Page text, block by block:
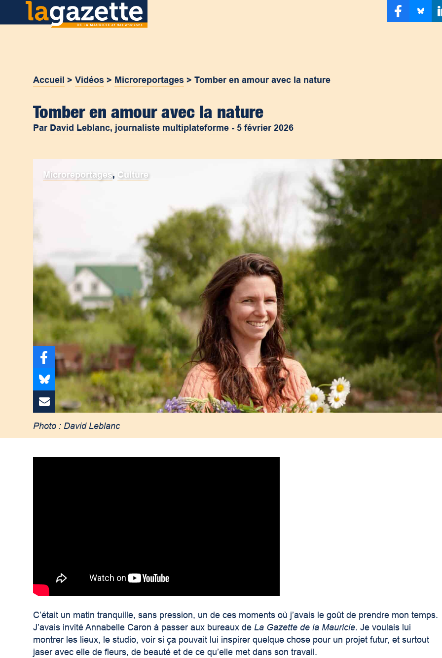
Accueil >Vidéos > Microreportages >Tomber en amour avec la nature
Tomber en amour avec la nature
Par David Leblanc, journaliste multiplateforme - 5 février 2026
Microreportages, Culture
Photo : David Leblanc
C’était un matin tranquille, sans pression, un de ces moments où j’avais le goût de prendre mon temps.
J’avais invité Annabelle Caron à passer aux bureaux deLa Gazette de la Mauricie. Je voulais lui
montrer les lieux, le studio, voir si ça pouvait lui inspirer quelque chose pour un projet futur, et surtout
jaser avec elle de fleurs, de beauté et de ce qu’elle met dans son travail.